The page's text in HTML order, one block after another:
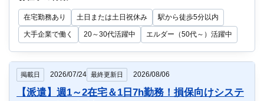
※教育制度：OJTあり
他にもIT関連のお仕事が多数ございます。
い！
在宅勤務あり 土日または土日祝休み 駅から徒歩5分以内
大手企業で働く 20～30代活躍中 エルダー（50代～）活躍中
掲載日 2026/07/24 最終更新日 2026/08/06
【派遣】週1～2在宅＆1日7h勤務！損保向けシステ